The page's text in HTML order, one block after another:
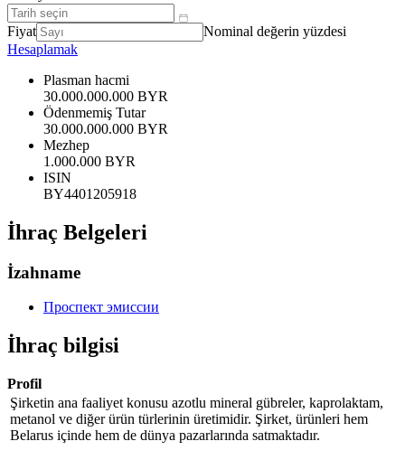
Fiyat
Nominal değerin yüzdesi
Hesaplamak
Plasman hacmi
30.000.000.000 BYR
Ödenmemiş Tutar
30.000.000.000 BYR
Mezhep
1.000.000 BYR
ISIN
BY4401205918
İhraç Belgeleri
İzahname
Проспект эмиссии
İhraç bilgisi
Profil
Şirketin ana faaliyet konusu azotlu mineral gübreler, kaprolaktam,
metanol ve diğer ürün türlerinin üretimidir. Şirket, ürünleri hem
Belarus içinde hem de dünya pazarlarında satmaktadır.